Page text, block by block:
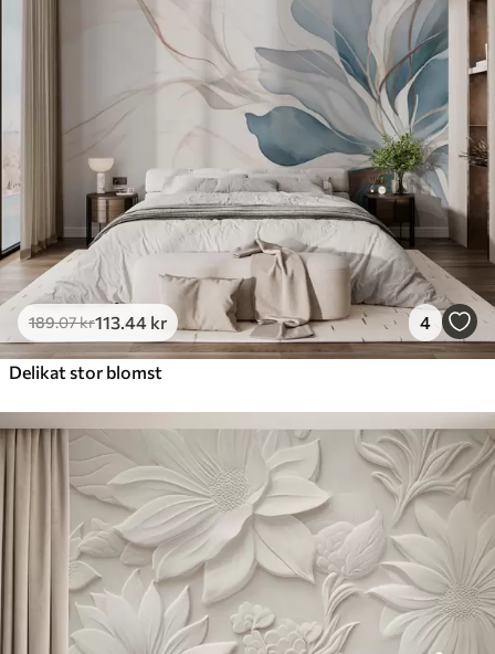
189.07kr113 .44 kr 4
Delikat stor blomst